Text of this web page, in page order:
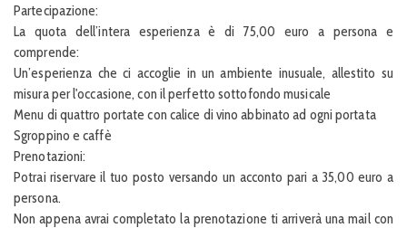
Partecipazione:
La quota dell’intera esperienza è di 75,00 euro a persona e
comprende:
Un’esperienza che ci accoglie in un ambiente inusuale, allestito su
misura per l'occasione, con il perfetto sottofondo musicale
Menu di quattro portate con calice di vino abbinato ad ogni portata
Sgroppino e caffè
Prenotazioni:
Potrai riservare il tuo posto versando un acconto pari a 35,00 euro a
persona.
Non appena avrai completato la prenotazione ti arriverà una mail con